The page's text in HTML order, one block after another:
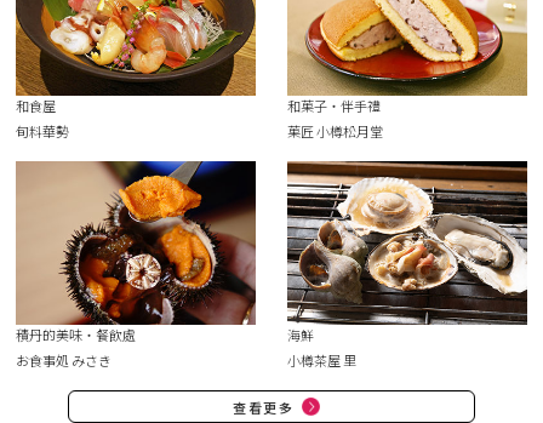
和食屋
旬料華勢
和菓子・伴手禮
菓匠 小樽松月堂
積丹的美味・餐飲處
お食事処 みさき
海鮮
小樽茶屋 里
查看更多